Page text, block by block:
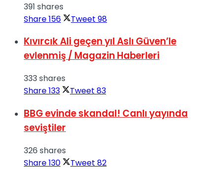
391 shares
Share156 Tweet 98
Kıvırcık Ali geçen yıl Aslı Güven’le
evlenmiş / Magazin Haberleri
333 shares
Share133 Tweet 83
BBG evinde skandal! Canlı yayında
seviştiler
326 shares
Share130 Tweet 82